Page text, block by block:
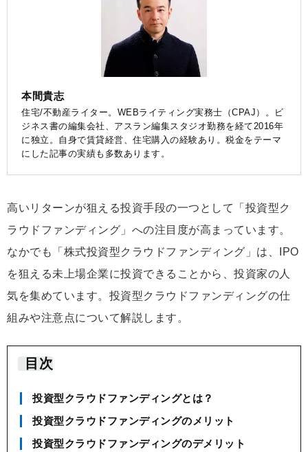
本間貴志
住宅/不動産ライター。WEBライティング実務士（CPAJ）。ビ
ジネス書の編集会社、アスラン編集スタジオ勤務を経て2016年
に独立。自身で賃貸経営、住宅購入の経験あり。税金をテーマ
にした記事の実績も多数あります。
高いリターンが狙える投資手段の一つとして「投資型ク
ラウドファンディング」への注目度が高まっています。
なかでも「株式投資型クラウドファンディング」は、IPO
を狙える未上場企業に投資できることから、投資家の人
気を集めています。投資型クラウドファンディングの仕
組みや注意点について解説します。
目次
投資型クラウドファンディングとは？
投資型クラウドファンディングのメリット
投資型クラウドファンディングのデメリット